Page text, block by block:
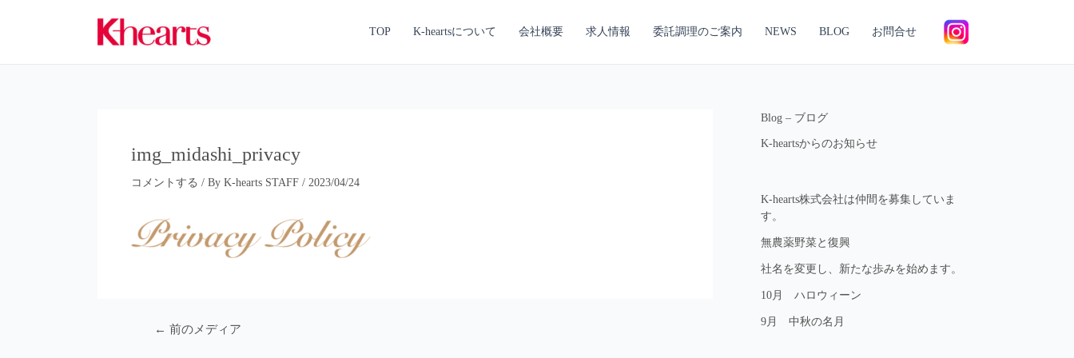
TOP K-heartsについて 会社概要 求人情報 委託調理のご案内 NEWS BLOG お問合せ
img_midashi_privacy
コメントする / By K-hearts STAFF / 2023/04/24
← 前のメディア
Blog – ブログ
K-heartsからのお知らせ
K-hearts株式会社は仲間を募集していま
す。
無農薬野菜と復興
社名を変更し、新たな歩みを始めます。
10月 ハロウィーン
9月 中秋の名月